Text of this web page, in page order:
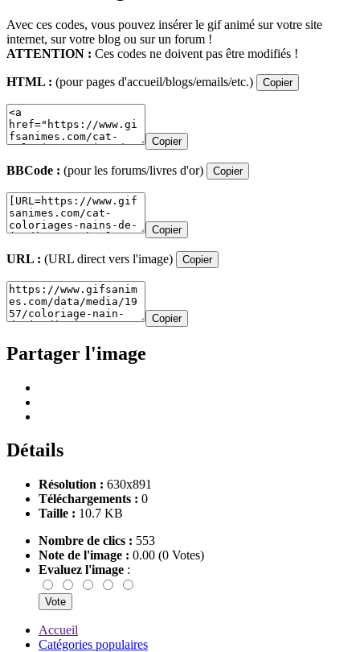
Avec ces codes, vous pouvez insérer le gif animé sur votre site
internet, sur votre blog ou sur un forum !
ATTENTION : Ces codes ne doivent pas être modifiés !
HTML : (pour pages d'accueil/blogs/emails/etc.) Copier
Copier
BBCode : (pour les forums/livres d'or) Copier
Copier
URL : (URL direct vers l'image) Copier
Copier
Partager l'image
Détails
Résolution : 630x891
Téléchargements : 0
Taille : 10.7 KB
Nombre de clics : 553
Note de l'image : 0.00 (0 Votes)
Evaluez l'image :
Accueil
Catégories populaires